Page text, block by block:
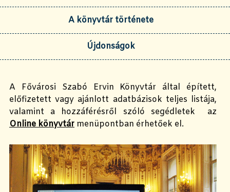
A könyvtár története
Újdonságok
A Fővárosi Szabó Ervin Könyvtár által épített,
előfizetett vagy ajánlott adatbázisok teljes listája,
valamint a hozzáférésről szóló segédletek az
Online könyvtár menüpontban érhetőek el.